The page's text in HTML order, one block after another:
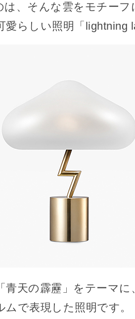
は、そんな雲をモチー
愛らしい照明「lightning
青天の霹靂」をテーマに
で表現した照明です。